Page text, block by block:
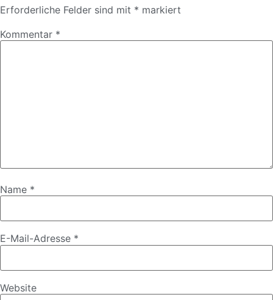
Erforderliche Felder sind mit * markiert
Kommentar *
Name *
E-Mail-Adresse *
Website